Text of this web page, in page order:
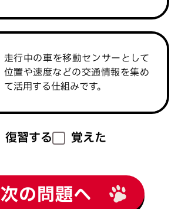
走行中の車を移動センサーとして
位置や速度などの交通情報を集め
て活用する仕組みです。
復習する 覚えた
次の問題へ